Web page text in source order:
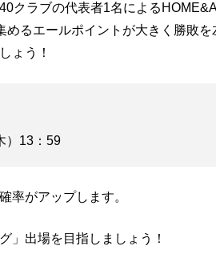
クラブの代表者1名による
るエールポイントが大きく勝敗を
ょう！
）13：59
率がアップします。
」出場を目指しましょう！